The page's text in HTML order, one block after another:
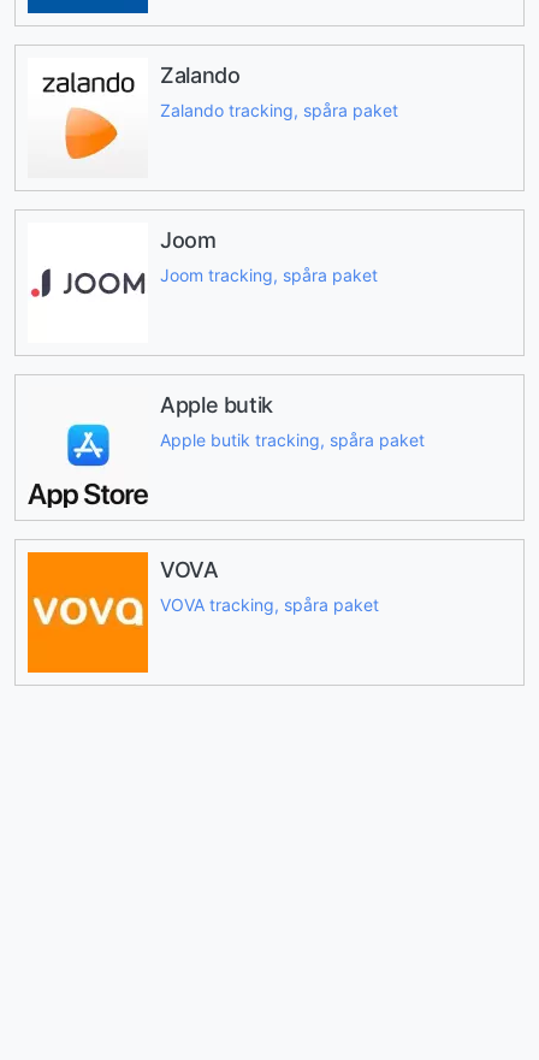
Zalando
Zalando tracking, spåra paket
Joom
Joom tracking, spåra paket
Apple butik
Apple butik tracking, spåra paket
VOVA
VOVA tracking, spåra paket